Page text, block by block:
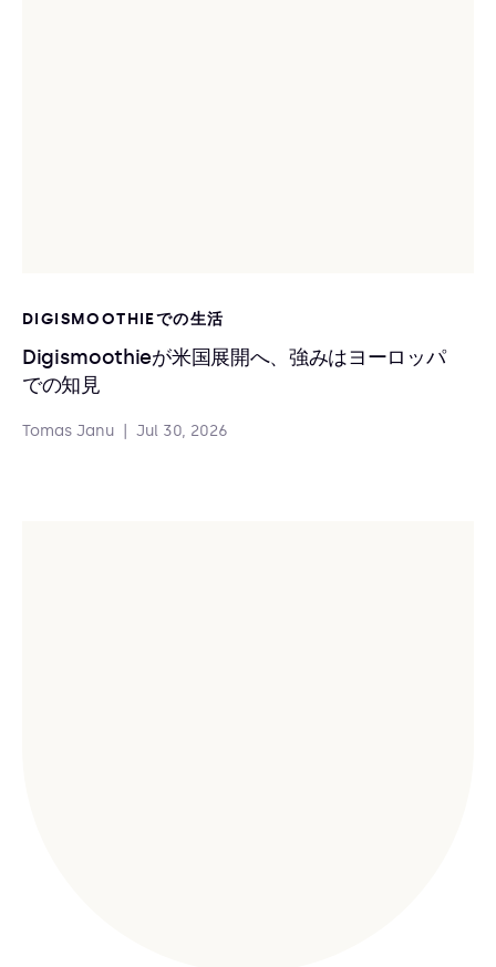
DIGISMOOTHIEでの生活
Digismoothieが米国展開へ、強みはヨーロッパ
での知見
Tomas Janu Jul 30, 2026